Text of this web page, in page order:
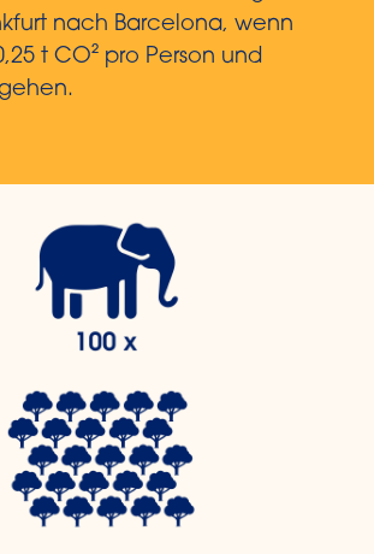
nach Barcelona, wenn
t CO² pro Person und